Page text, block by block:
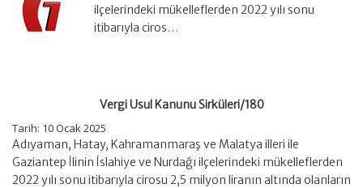
ilçelerindeki mükelleflerden 2022 yılı sonu
itibarıyla ciros…
Vergi Usul Kanunu Sirküleri/180
Tarih: 10 Ocak 2025
Adıyaman, Hatay, Kahramanmaraş ve Malatya illeri ile
Gaziantep İlinin İslahiye ve Nurdağı ilçelerindeki mükelleflerden
2022 yılı sonu itibarıyla cirosu 2,5 milyon liranın altında olanların